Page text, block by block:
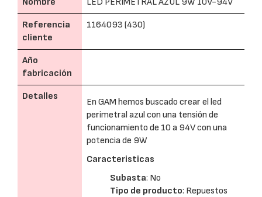
Referencia
cliente
1164093 (430)
Año
fabricación
Detalles
En GAM hemos buscado crear el led
perimetral azul con una tensión de
funcionamiento de 10 a 94V con una
potencia de 9W
Caracteristicas
Subasta: No
Tipo de producto: Repuestos